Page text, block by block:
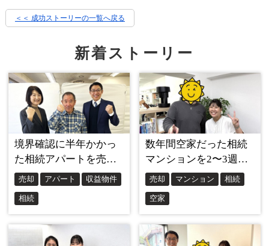
一番驚いたのは、3ヶ月の専任媒介期間が切れる時の
普通なら契約更新の連絡があってもおかしくないと
思うのですが、何の連絡もありませんでした。
更新の手続きどころか、「契約期間が終了します」
という一言すらなかったんです。
＜＜ 成功ストーリーの一覧へ戻る
新着ストーリー